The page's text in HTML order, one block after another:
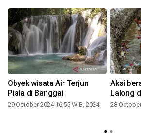
Obyek wisata Air Terjun
Piala di Banggai
29 October 2024 16:55 WIB, 2024
Aksi
Lalong
28